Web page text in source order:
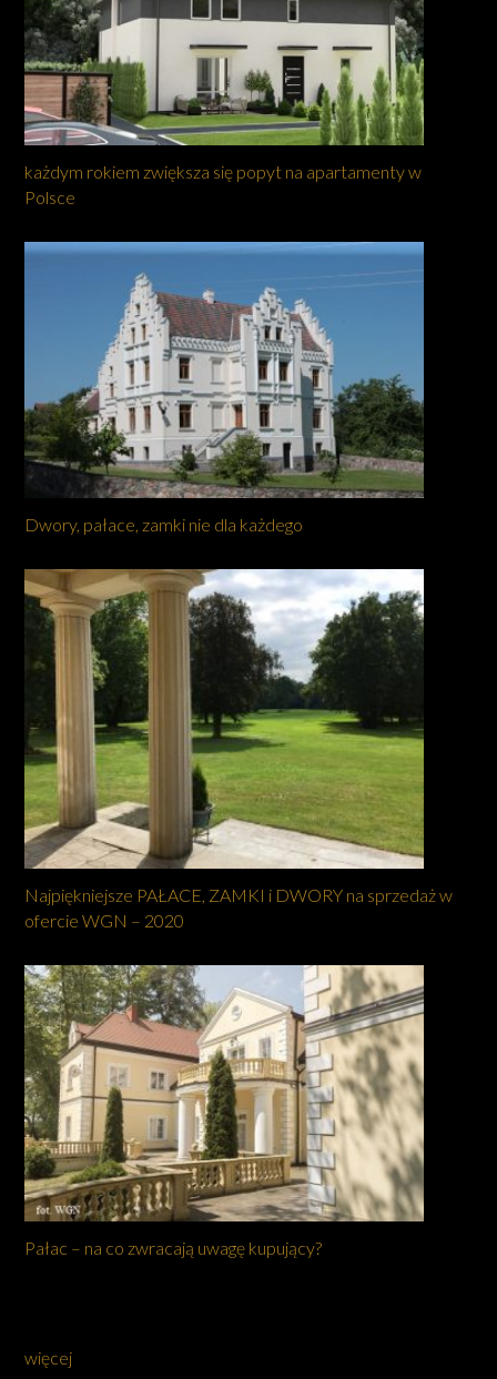
każdym rokiem zwiększa się popyt na apartamenty w
Polsce
Dwory, pałace, zamki nie dla każdego
Najpiękniejsze PAŁACE, ZAMKI i DWORY na sprzedaż w
ofercie WGN – 2020
Pałac – na co zwracają uwagę kupujący?
więcej